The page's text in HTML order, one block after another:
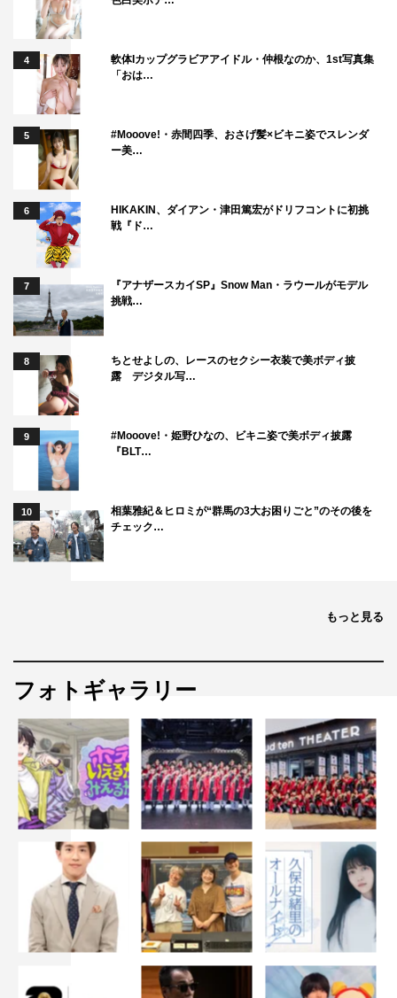
4
軟体Iカップグラビアアイドル・仲根なのか、1st写真集
「おは…
5
#Mooove!・赤間四季、おさげ髪×ビキニ姿でスレンダ
ー美…
6
HIKAKIN、ダイアン・津田篤宏がドリフコントに初挑
戦『ド…
7
『アナザースカイSP』Snow Man・ラウールがモデル
挑戦…
8
ちとせよしの、レースのセクシー衣装で美ボディ披
露 デジタル写…
9
#Mooove!・姫野ひなの、ビキニ姿で美ボディ披露
『BLT…
10
相葉雅紀＆ヒロミが“群馬の3大お困りごと”のその後を
チェック…
もっと見る
フォトギャラリー